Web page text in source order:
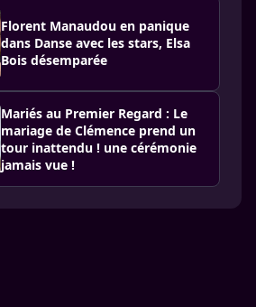
Florent Manaudou en panique
dans Danse avec les stars, Elsa
Bois désemparée
Mariés au Premier Regard : Le
mariage de Clémence prend un
tour inattendu ! une cérémonie
jamais vue !